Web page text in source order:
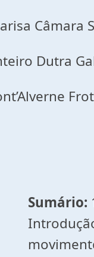
Câmara
Dutra
Sumário: